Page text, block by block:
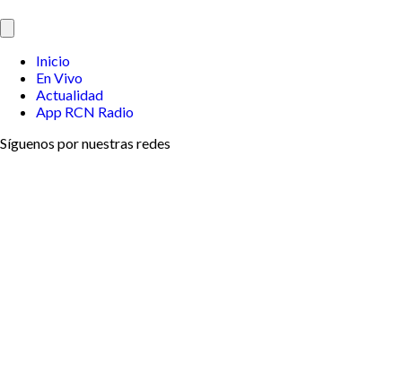
Inicio
En Vivo
Actualidad
App RCN Radio
Síguenos por nuestras redes